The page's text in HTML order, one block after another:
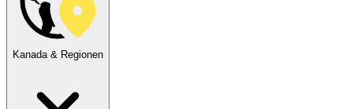
Kanada & Regionen